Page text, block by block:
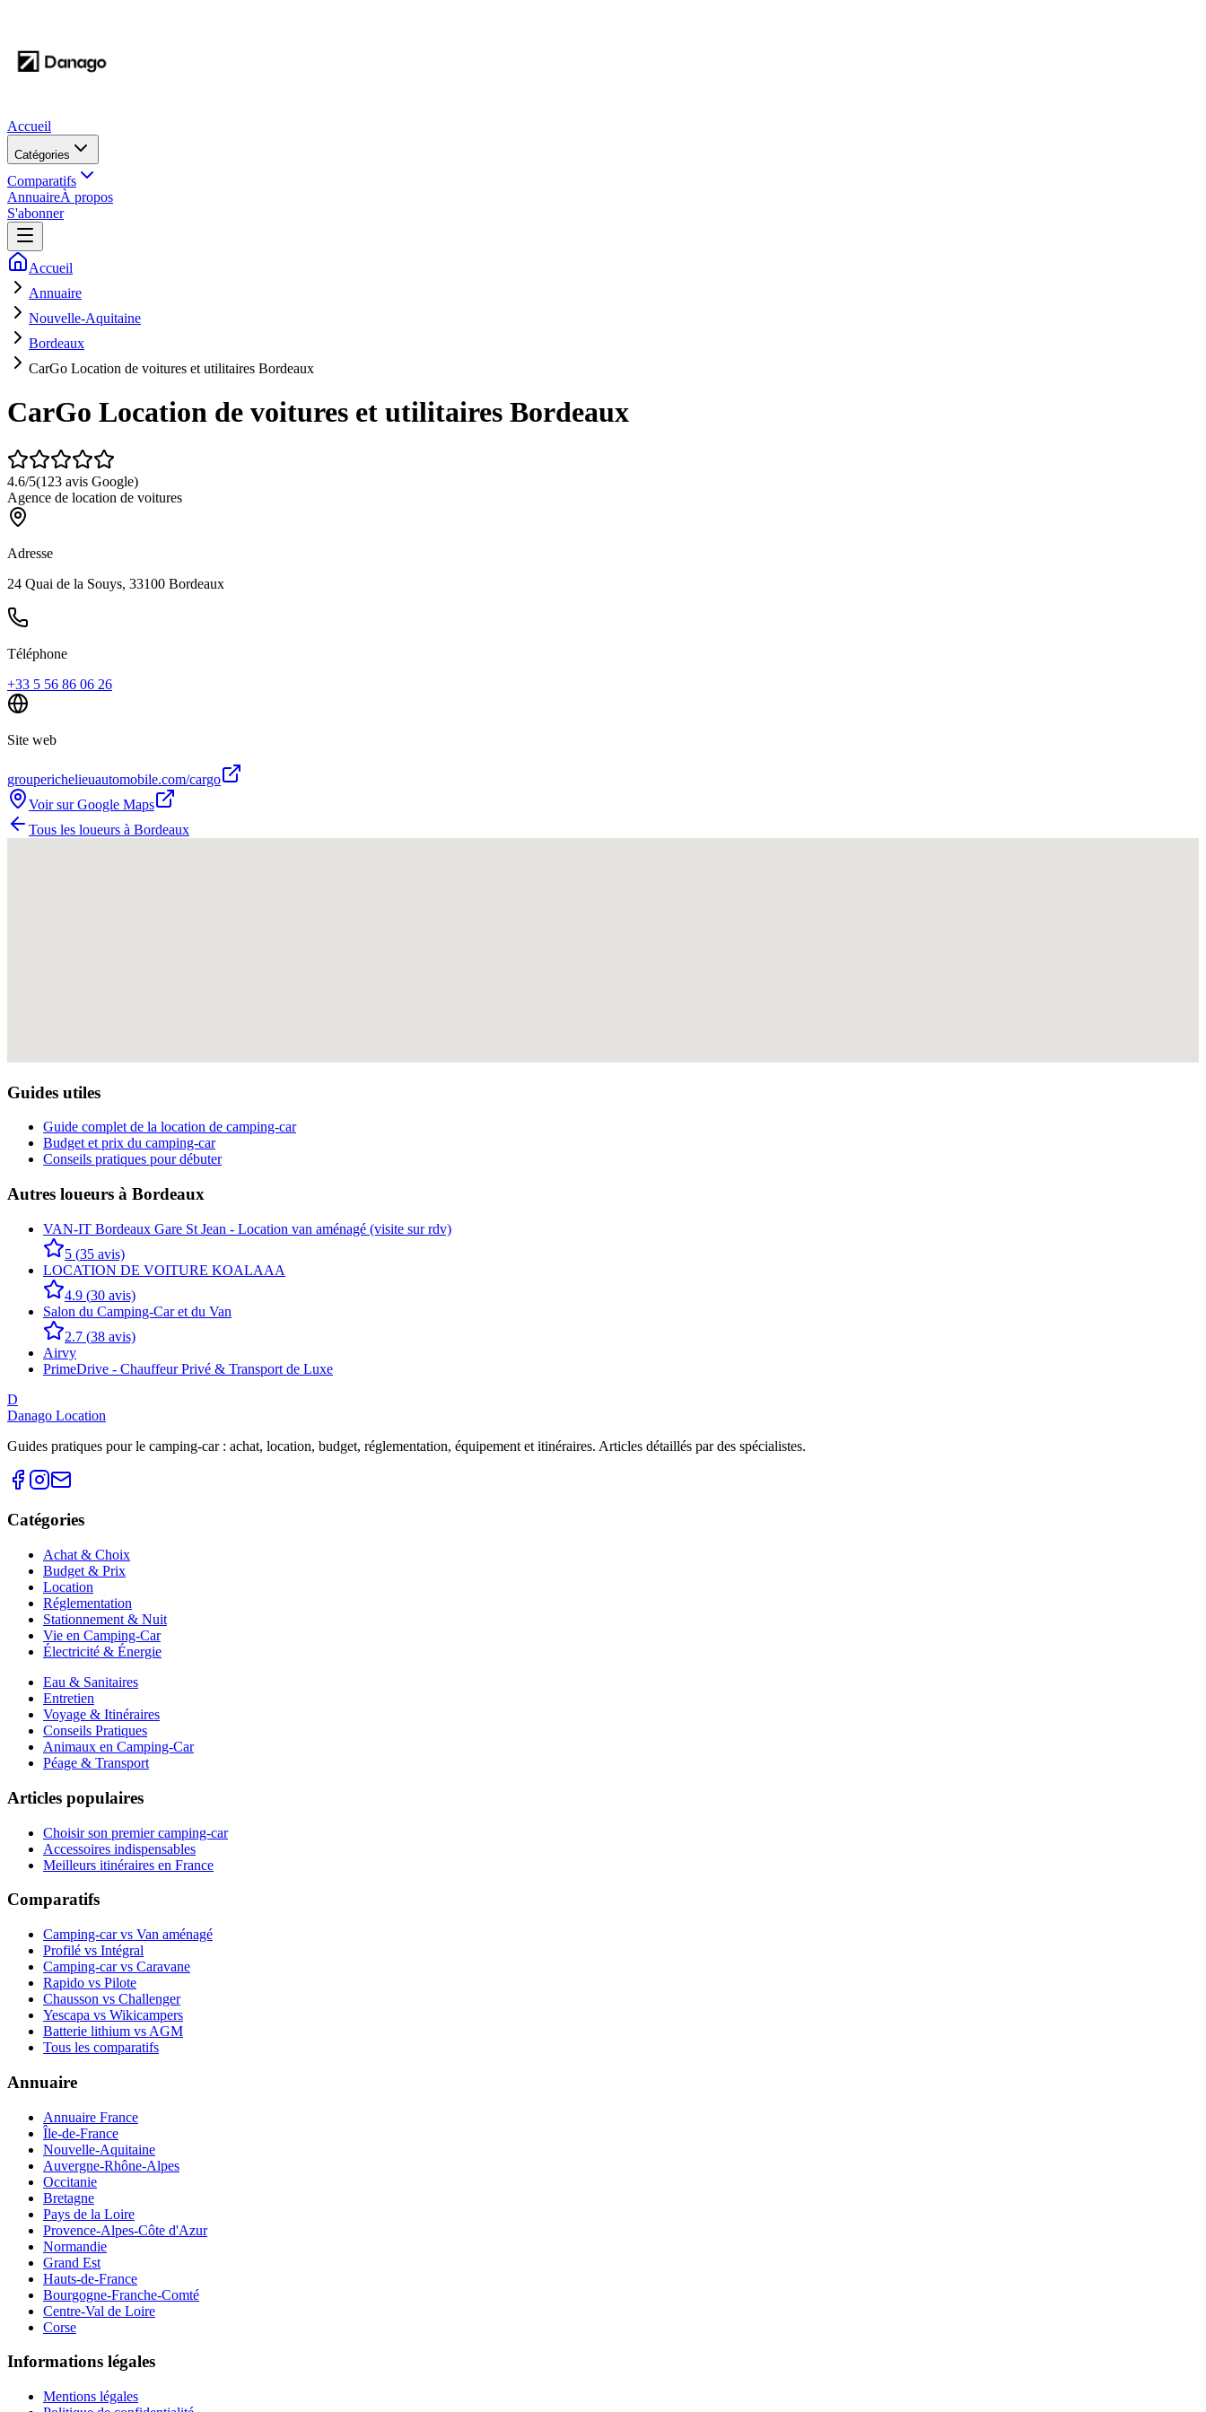
Accueil
Catégories
Comparatifs
AnnuaireÀ propos
S'abonner
Accueil
Annuaire
Nouvelle-Aquitaine
Bordeaux
CarGo Location de voitures et utilitaires Bordeaux
CarGo Location de voitures et utilitaires Bordeaux
4.6/5(123 avis Google)
Agence de location de voitures
Adresse
24 Quai de la Souys, 33100 Bordeaux
Téléphone
+33 5 56 86 06 26
Site web
grouperichelieuautomobile.com/cargo
Voir sur Google Maps
Tous les loueurs à Bordeaux
Guides utiles
Guide complet de la location de camping-car
Budget et prix du camping-car
Conseils pratiques pour débuter
Autres loueurs à Bordeaux
VAN-IT Bordeaux Gare St Jean - Location van aménagé (visite sur rdv)
5 (35 avis)
LOCATION DE VOITURE KOALAAA
4.9 (30 avis)
Salon du Camping-Car et du Van
2.7 (38 avis)
Airvy
PrimeDrive - Chauffeur Privé & Transport de Luxe
D
Danago Location
Guides pratiques pour le camping-car : achat, location, budget, réglementation, équipement et itinéraires. Articles détaillés par des spécialistes.
Catégories
Achat & Choix
Budget & Prix
Location
Réglementation
Stationnement & Nuit
Vie en Camping-Car
Électricité & Énergie
Eau & Sanitaires
Entretien
Voyage & Itinéraires
Conseils Pratiques
Animaux en Camping-Car
Péage & Transport
Articles populaires
Choisir son premier camping-car
Accessoires indispensables
Meilleurs itinéraires en France
Comparatifs
Camping-car vs Van aménagé
Profilé vs Intégral
Camping-car vs Caravane
Rapido vs Pilote
Chausson vs Challenger
Yescapa vs Wikicampers
Batterie lithium vs AGM
Tous les comparatifs
Annuaire
Annuaire France
Île-de-France
Nouvelle-Aquitaine
Auvergne-Rhône-Alpes
Occitanie
Bretagne
Pays de la Loire
Provence-Alpes-Côte d'Azur
Normandie
Grand Est
Hauts-de-France
Bourgogne-Franche-Comté
Centre-Val de Loire
Corse
Informations légales
Mentions légales